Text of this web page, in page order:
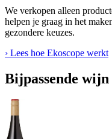
We verkopen alleen
helpen je graag in het
gezondere keuzes.
› Lees hoe Ekoscope werkt
Bijpassende wijn